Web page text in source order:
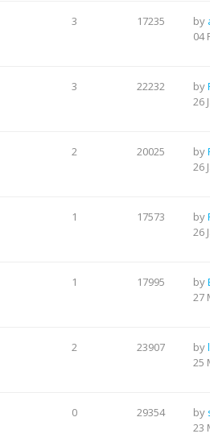
3 17235 by
04
3 22232 by
26
2 20025 by
26
1 17573 by
26
1 17995 by
27
2 23907 by
25
0 29354 by
23